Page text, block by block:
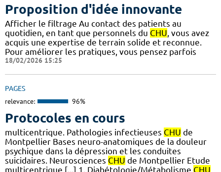
Proposition d'idée innovante
Afficher le filtrage Au contact des patients au
quotidien, en tant que personnels du CHU, vous avez
acquis une expertise de terrain solide et reconnue.
Pour améliorer les pratiques, vous pensez parfois
18/02/2026 15:25
PAGES
relevance: 96%
Protocoles en cours
multicentrique. Pathologies infectieuses CHU de
Montpellier Bases neuro-anatomiques de la douleur
psychique dans la dépression et les conduites
suicidaires. Neurosciences CHU de Montpellier Etude
multicentrique [...] 1. Diabétologie/Métabolisme CHU